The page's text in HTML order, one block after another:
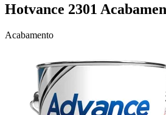
Hotvance 2301
Acabamento